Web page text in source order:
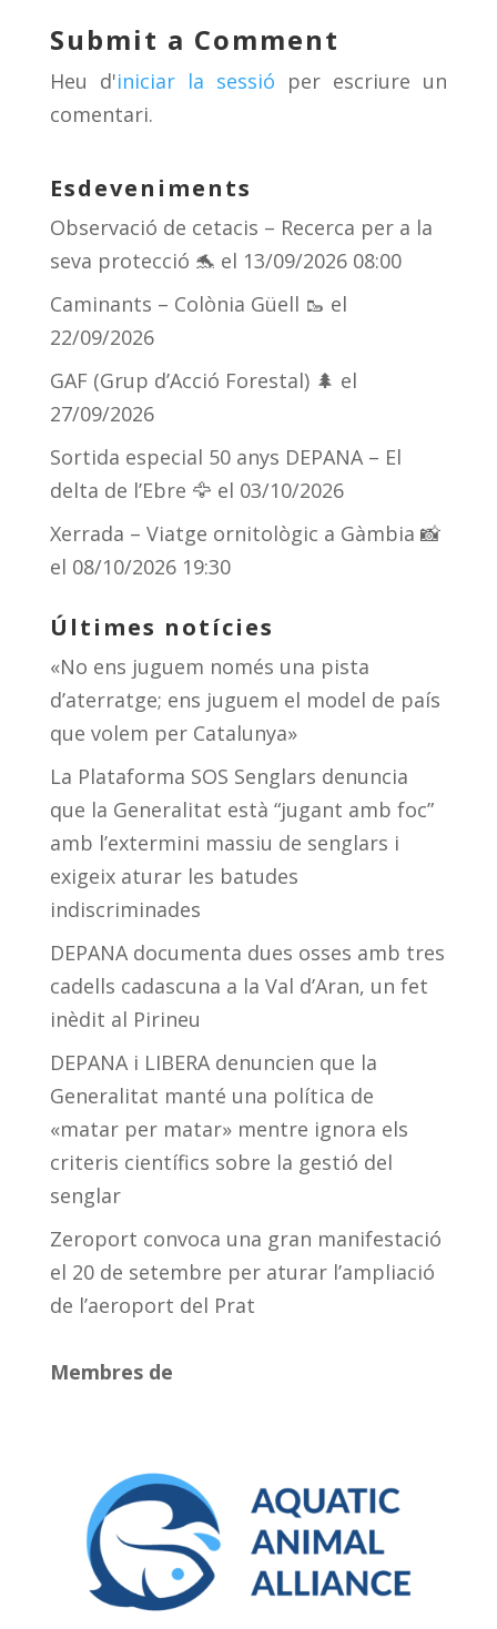
y d
s
a
m
ar
te
ix
Submit a Comment
Heu d'iniciar la sessió per escriure un
comentari.
Esdeveniments
Observació de cetacis – Recerca per a la
seva protecció 🐬 el 13/09/2026 08:00
Caminants – Colònia Güell 🥾 el
22/09/2026
GAF (Grup d’Acció Forestal) 🌲 el
27/09/2026
Sortida especial 50 anys DEPANA – El
delta de l’Ebre 🦅 el 03/10/2026
Xerrada – Viatge ornitològic a Gàmbia 📸
el 08/10/2026 19:30
Últimes notícies
«No ens juguem només una pista
d’aterratge; ens juguem el model de país
que volem per Catalunya»
La Plataforma SOS Senglars denuncia
que la Generalitat està “jugant amb foc”
amb l’extermini massiu de senglars i
exigeix aturar les batudes
indiscriminades
DEPANA documenta dues osses amb tres
cadells cadascuna a la Val d’Aran, un fet
inèdit al Pirineu
DEPANA i LIBERA denuncien que la
Generalitat manté una política de
«matar per matar» mentre ignora els
criteris científics sobre la gestió del
senglar
Zeroport convoca una gran manifestació
el 20 de setembre per aturar l’ampliació
de l’aeroport del Prat
Membres de